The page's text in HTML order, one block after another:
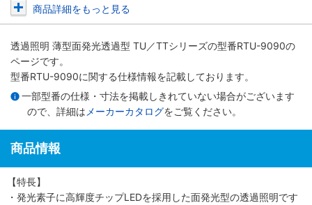
商品詳細をもっと見る
透過照明 薄型面発光透過型 TU／TTシリーズの型番RTU-9090の
ページです。
型番RTU-9090に関する仕様情報を記載しております。
一部型番の仕様・寸法を掲載しきれていない場合がございます
ので、詳細は メーカーカタログをご覧ください。
商品情報
【特長】
・発光素子に高輝度チップLEDを採用した面発光型の透過照明です